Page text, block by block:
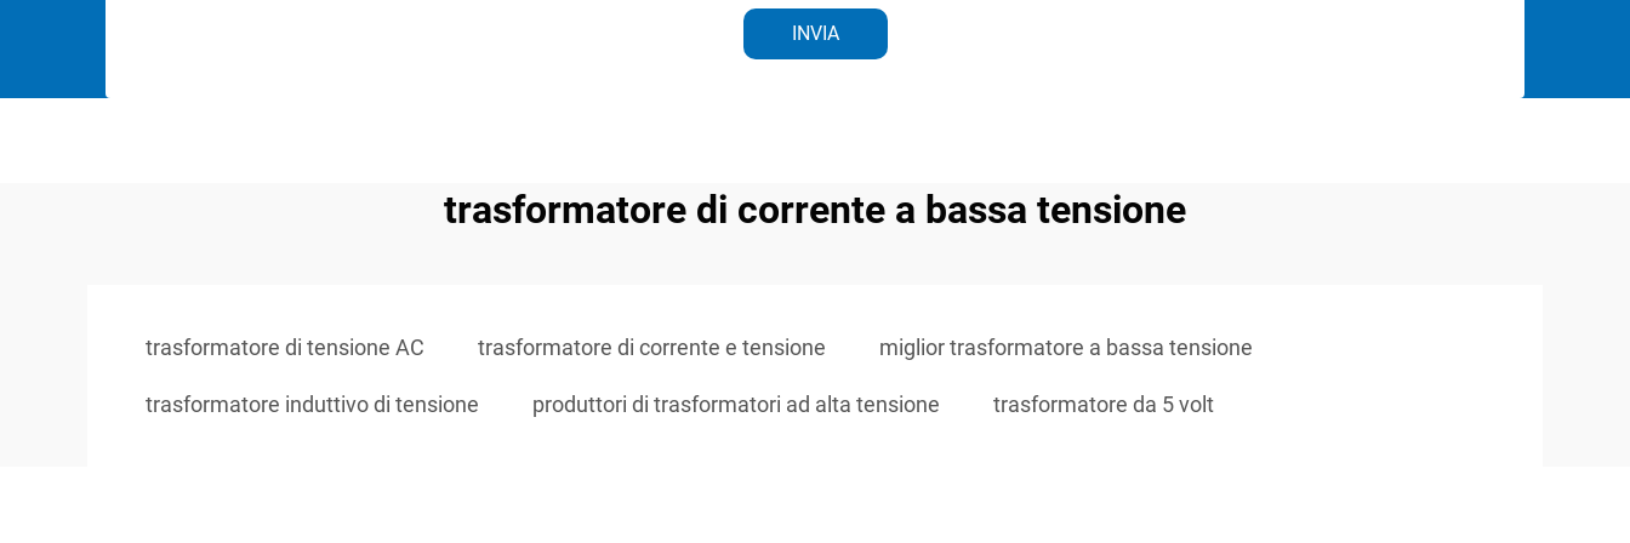
INVIA
trasformatore di corrente a bassa tensione
trasformatore di tensione AC trasformatore di corrente e tensione miglior trasformatore a bassa tensione
trasformatore induttivo di tensione produttori di trasformatori ad alta tensione trasformatore da 5 volt